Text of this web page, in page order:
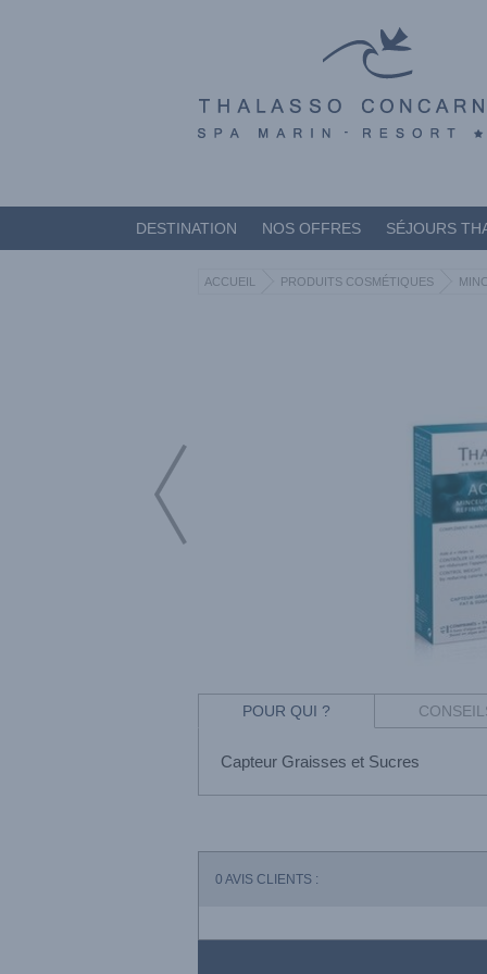
DESTINATION NOS OFFRES SÉJOURS
ACCUEIL PRODUITS COSMÉTIQUES
POUR QUI ?
Capteur Graisses et Sucres
0 AVIS CLIENTS :